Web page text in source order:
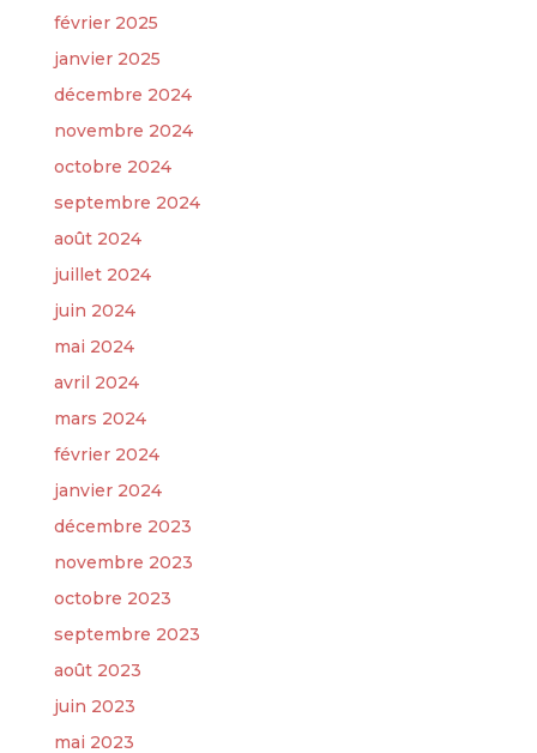
février 2025
janvier 2025
décembre 2024
novembre 2024
octobre 2024
septembre 2024
août 2024
juillet 2024
juin 2024
mai 2024
avril 2024
mars 2024
février 2024
janvier 2024
décembre 2023
novembre 2023
octobre 2023
septembre 2023
août 2023
juin 2023
mai 2023